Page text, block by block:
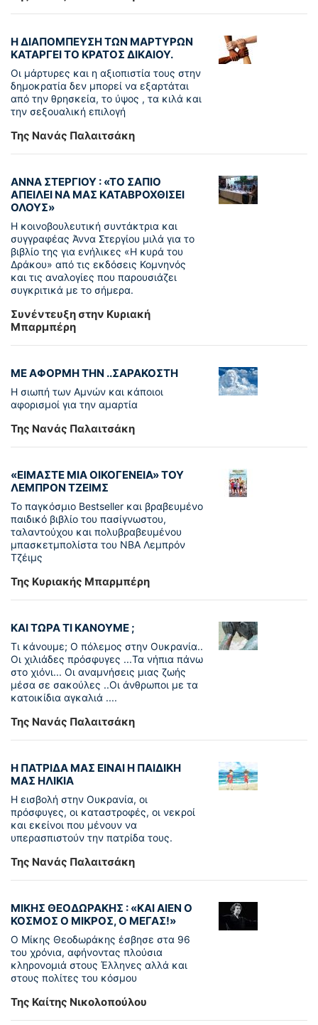
Η ΔΙΑΠΟΜΠΕΥΣΗ ΤΩΝ ΜΑΡΤΥΡΩΝ
ΚΑΤΑΡΓΕΙ ΤΟ ΚΡΑΤΟΣ ΔΙΚΑΙΟΥ.
Οι μάρτυρες και η αξιοπιστία τους στην
δημοκρατία δεν μπορεί να εξαρτάται
από την θρησκεία, το ύψος , τα κιλά και
την σεξουαλική επιλογή
Της Νανάς Παλαιτσάκη
ΑΝΝΑ ΣΤΕΡΓΙΟΥ : «ΤΟ ΣΑΠΙΟ
ΑΠΕΙΛΕΙ ΝΑ ΜΑΣ ΚΑΤΑΒΡΟΧΘΙΣΕΙ
ΟΛΟΥΣ»
Η κοινοβουλευτική συντάκτρια και
συγγραφέας Άννα Στεργίου μιλά για το
βιβλίο της για ενήλικες «Η κυρά του
Δράκου» από τις εκδόσεις Κομνηνός
και τις αναλογίες που παρουσιάζει
συγκριτικά με το σήμερα.
Συνέντευξη στην Κυριακή
Μπαρμπέρη
ΜΕ ΑΦΟΡΜΗ ΤΗΝ ..ΣΑΡΑΚΟΣΤΗ
Η σιωπή των Αμνών και κάποιοι
αφορισμοί για την αμαρτία
Της Νανάς Παλαιτσάκη
«ΕΙΜΑΣΤΕ ΜΙΑ ΟΙΚΟΓΕΝΕΙΑ» ΤΟΥ
ΛΕΜΠΡΟΝ ΤΖΕΙΜΣ
To παγκόσµιο Bestseller και βραβευµένο
παιδικό βιβλίο του πασίγνωστου,
ταλαντούχου και πολυβραβευµένου
µπασκετµπολίστα του NBA Λεµπρόν
Τζέιμς
Της Κυριακής Μπαρμπέρη
ΚΑΙ ΤΩΡΑ ΤΙ ΚΑΝΟΥΜΕ ;
Τι κάνουμε; Ο πόλεμος στην Ουκρανία..
Οι χιλιάδες πρόσφυγες ...Τα νήπια πάνω
στο χιόνι... Οι αναμνήσεις μιας ζωής
μέσα σε σακούλες ..Οι άνθρωποι με τα
κατοικίδια αγκαλιά ....
Της Νανάς Παλαιτσάκη
Η ΠΑΤΡΙΔΑ ΜΑΣ ΕΙΝΑΙ Η ΠΑΙΔΙΚΗ
ΜΑΣ ΗΛΙΚΙΑ
Η εισβολή στην Ουκρανία, οι
πρόσφυγες, οι καταστροφές, οι νεκροί
και εκείνοι που μένουν να
υπερασπιστούν την πατρίδα τους.
Της Νανάς Παλαιτσάκη
ΜΙΚΗΣ ΘΕΟΔΩΡΑΚΗΣ : «KAI ΑΙΕΝ Ο
ΚΟΣΜΟΣ Ο ΜΙΚΡΟΣ, Ο ΜΕΓΑΣ!»
Ο Μίκης Θεοδωράκης έσβησε στα 96
του χρόνια, αφήνοντας πλούσια
κληρονομιά στους Έλληνες αλλά και
στους πολίτες του κόσμου
Της Καίτης Νικολοπούλου